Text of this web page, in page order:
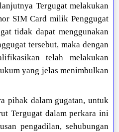
Tergugat melakukan
SIM Card milik Penggugat
tidak dapat menggunakan
tersebut, maka dengan
telah melakukan
yang jelas menimbulkan
pihak dalam gugatan, untuk
Tergugat dalam perkara ini
pengadilan, sehubungan